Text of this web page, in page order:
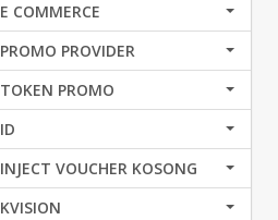
E COMMERCE
PROMO PROVIDER
TOKEN PROMO
ID
INJECT VOUCHER KOSONG
KVISION